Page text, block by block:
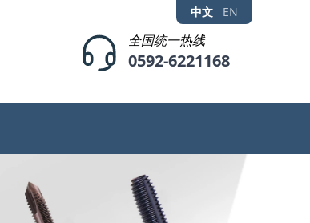
全国统一热线
0592-6221168
中文 EN